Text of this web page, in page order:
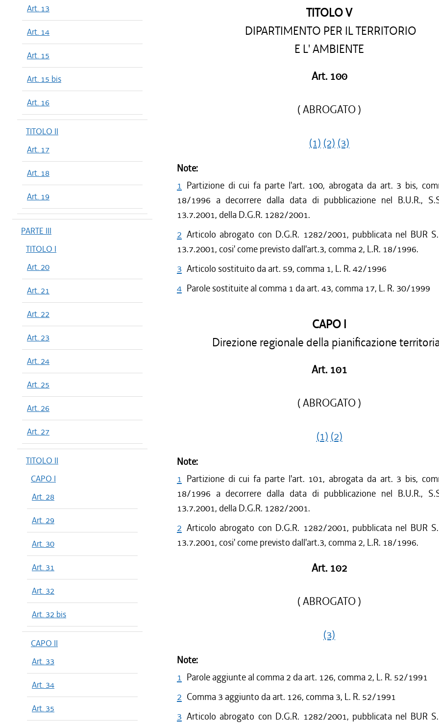
Art. 13
Art. 14
Art. 15
Art. 15 bis
Art. 16
TITOLO II
Art. 17
Art. 18
Art. 19
PARTE III
TITOLO I
Art. 20
Art. 21
Art. 22
Art. 23
Art. 24
Art. 25
Art. 26
Art. 27
TITOLO II
CAPO I
Art. 28
Art. 29
Art. 30
Art. 31
Art. 32
Art. 32 bis
CAPO II
Art. 33
Art. 34
Art. 35
TITOLO V
DIPARTIMENTO PER IL TERRITORIO
E L' AMBIENTE
Art. 100
( ABROGATO )
(1) (2) (3)
Note:
1 Partizione di cui fa parte l'art. 100, abrogata da art. 3 bis,
18/1996 a decorrere dalla data di pubblicazione nel B.U.R.,
13.7.2001, della D.G.R. 1282/2001.
2 Articolo abrogato con D.G.R. 1282/2001, pubblicata nel BUR
13.7.2001, cosi' come previsto dall'art.3, comma 2, L.R. 18/1996.
3 Articolo sostituito da art. 59, comma 1, L. R. 42/1996
4 Parole sostituite al comma 1 da art. 43, comma 17, L. R. 30/1999
CAPO I
Direzione regionale della pianificazione
Art. 101
( ABROGATO )
(1) (2)
Note:
1 Partizione di cui fa parte l'art. 101, abrogata da art. 3 bis,
18/1996 a decorrere dalla data di pubblicazione nel B.U.R.,
13.7.2001, della D.G.R. 1282/2001.
2 Articolo abrogato con D.G.R. 1282/2001, pubblicata nel BUR
13.7.2001, cosi' come previsto dall'art.3, comma 2, L.R. 18/1996.
Art. 102
( ABROGATO )
(3)
Note:
1 Parole aggiunte al comma 2 da art. 126, comma 2, L. R. 52/1991
2 Comma 3 aggiunto da art. 126, comma 3, L. R. 52/1991
3 Articolo abrogato con D.G.R. 1282/2001, pubblicata nel BUR